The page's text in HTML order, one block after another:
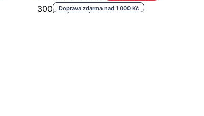
Doprava zdarma nad 1 000 Kč